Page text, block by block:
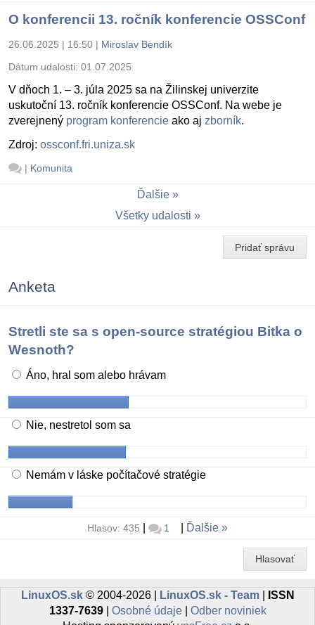
O konferencii 13. ročník konferencie OSSConf
26.06.2025 | 16:50 | Miroslav Bendík
Dátum udalosti: 01.07.2025
V dňoch 1. – 3. júla 2025 sa na Žilinskej univerzite
uskutoční 13. ročník konferencie OSSConf. Na webe je
zverejnený program konferencie ako aj zborník.
Zdroj: ossconf.fri.uniza.sk
| Komunita
Ďalšie
Všetky udalosti
Pridať správu
Anketa
Stretli ste sa s open-source stratégiou Bitka o
Wesnoth?
Áno, hral som alebo hrávam
Nie, nestretol som sa
Nemám v láske počítačové stratégie
Hlasov: 435 1 Ďalšie
Hlasovať
LinuxOS.sk© 2004-2026 | LinuxOS.sk - Team|
ISSN
1337-7639| Osobné údaje| Odber noviniek